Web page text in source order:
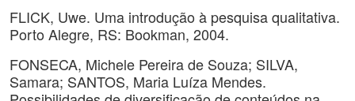
FLICK, Uwe. Uma introdução à pesquisa qualitativa.
Porto Alegre, RS: Bookman, 2004.
FONSECA, Michele Pereira de Souza; SILVA,
Samara; SANTOS, Maria Luíza Mendes.